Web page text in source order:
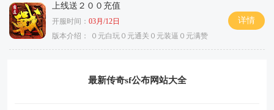
上线送２００充值
开服时间： 03月/12日
版本介绍：
０元白玩０元通关０元装逼０元满赞
详情
最新传奇sf公布网站大全